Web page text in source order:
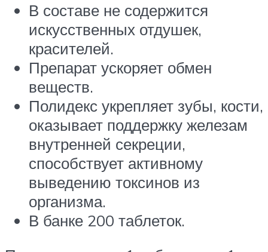
В составе не содержится
искусственных отдушек,
красителей.
Препарат ускоряет обмен
веществ.
Полидекс укрепляет зубы, кости,
оказывает поддержку железам
внутренней секреции,
способствует активному
выведению токсинов из
организма.
В банке 200 таблеток.